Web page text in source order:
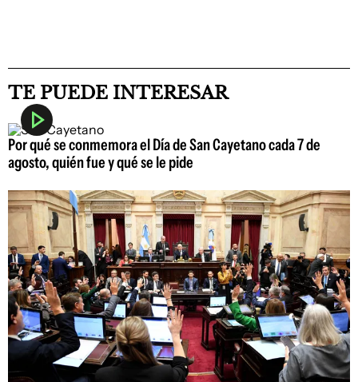
TE PUEDE INTERESAR
Por qué se conmemora el Día de San Cayetano cada 7 de
agosto, quién fue y qué se le pide